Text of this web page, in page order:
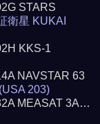
STARS
衛星 KUKAI
KKS-1
NAVSTAR 63
203)
MEASAT 3A…